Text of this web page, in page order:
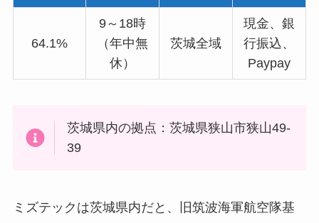
64.1%
9～18時
（年中無
休）
茨城全域
現金、銀
行振込、
Paypay
茨城県内の拠点：茨城県狭山市狭山49-
39
ミズテックは茨城県内だと、旧筑波海軍航空隊基